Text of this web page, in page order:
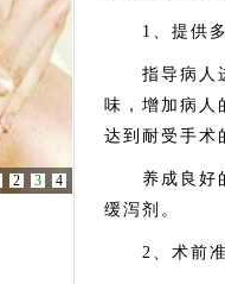
2 3 4
1、提供多
指导病人进
味，增加病人
达到耐受手术
养成良好的
缓泻剂。
2、术前准